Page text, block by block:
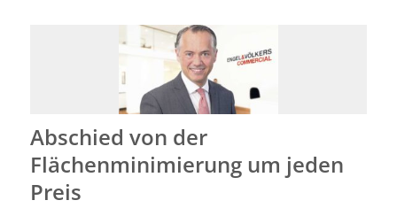
Abschied von der
Flächenminimierung um jeden
Preis